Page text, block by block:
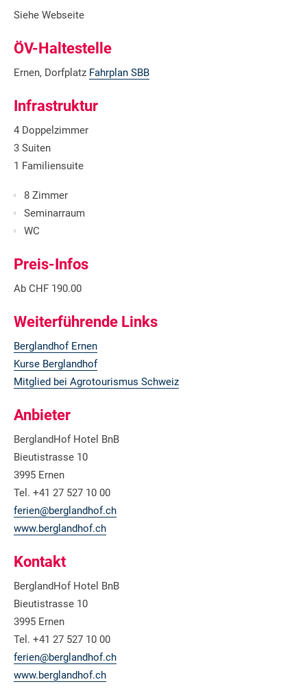
Siehe Webseite
ÖV-Haltestelle
Ernen, Dorfplatz Fahrplan SBB
Infrastruktur
4 Doppelzimmer
3 Suiten
1 Familiensuite
8 Zimmer
Seminarraum
WC
Preis-Infos
Ab CHF 190.00
Weiterführende Links
Berglandhof Ernen
Kurse Berglandhof
⁠Mitglied bei Agrotourismus Schweiz
Anbieter
BerglandHof Hotel BnB
Bieutistrasse 10
3995 Ernen
Tel. +41 27 527 10 00
ferien@berglandhof.ch
www.berglandhof.ch
Kontakt
BerglandHof Hotel BnB
Bieutistrasse 10
3995 Ernen
Tel. +41 27 527 10 00
ferien@berglandhof.ch
www.berglandhof.ch